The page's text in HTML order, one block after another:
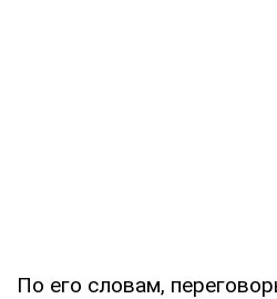
По его словам,